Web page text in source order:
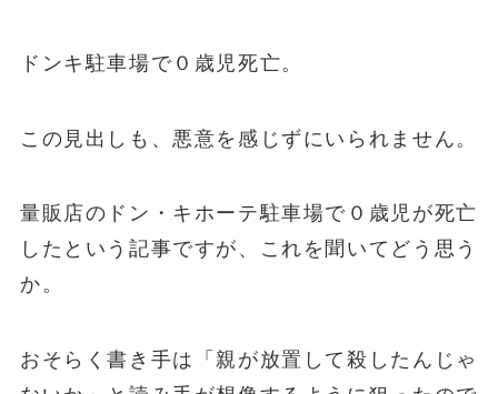
ドンキ駐車場で０歳児死亡。
この見出しも、悪意を感じずにいられません。
量販店のドン・キホーテ駐車場で０歳児が死亡
したという記事ですが、これを聞いてどう思う
か。
おそらく書き手は「親が放置して殺したんじゃ